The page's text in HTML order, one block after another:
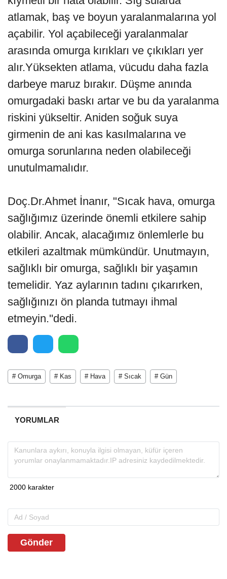
atlamak, baş ve boyun yaralanmalarına yol
açabilir. Yol açabileceği yaralanmalar
arasında omurga kırıkları ve çıkıkları yer
alır.Yüksekten atlama, vücudu daha fazla
darbeye maruz bırakır. Düşme anında
omurgadaki baskı artar ve bu da yaralanma
riskini yükseltir. Aniden soğuk suya
girmenin de ani kas kasılmalarına ve
omurga sorunlarına neden olabileceği
unutulmamalıdır.
Doç.Dr.Ahmet İnanır, "Sıcak hava, omurga
sağlığımız üzerinde önemli etkilere sahip
olabilir. Ancak, alacağımız önlemlerle bu
etkileri azaltmak mümkündür. Unutmayın,
sağlıklı bir omurga, sağlıklı bir yaşamın
temelidir. Yaz aylarının tadını çıkarırken,
sağlığınızı ön planda tutmayı ihmal
etmeyin.''dedi.
# Omurga # Kas # Hava # Sıcak # Gün
YORUMLAR
Gönder